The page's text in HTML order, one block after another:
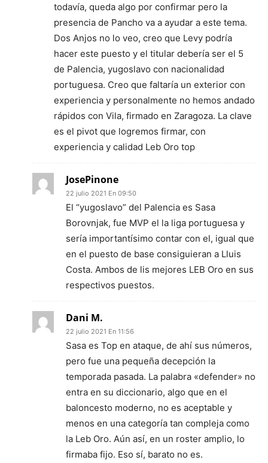
todavía, queda algo por confirmar pero la
presencia de Pancho va a ayudar a este tema.
Dos Anjos no lo veo, creo que Levy podría
hacer este puesto y el titular debería ser el 5
de Palencia, yugoslavo con nacionalidad
portuguesa. Creo que faltaría un exterior con
experiencia y personalmente no hemos andado
rápidos con Vila, firmado en Zaragoza. La clave
es el pivot que logremos firmar, con
experiencia y calidad Leb Oro top
JosePinone
22 julio 2021 En 09:50
El “yugoslavo” del Palencia es Sasa
Borovnjak, fue MVP el la liga portuguesa y
sería importantísimo contar con el, igual que
en el puesto de base consiguieran a Lluis
Costa. Ambos de lis mejores LEB Oro en sus
respectivos puestos.
Dani M.
22 julio 2021 En 11:56
Sasa es Top en ataque, de ahí sus números,
pero fue una pequeña decepción la
temporada pasada. La palabra «defender» no
entra en su diccionario, algo que en el
baloncesto moderno, no es aceptable y
menos en una categoría tan compleja como
la Leb Oro. Aún así, en un roster amplio, lo
firmaba fijo. Eso sí, barato no es.